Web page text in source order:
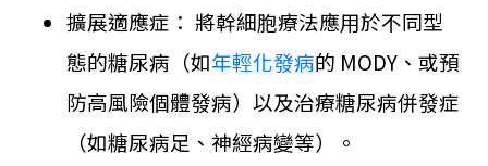
擴展適應症： 將幹細胞療法應用於不同型
態的糖尿病（如年輕化發病的 MODY、或預
防高風險個體發病）以及治療糖尿病併發症
（如糖尿病足、神經病變等）。